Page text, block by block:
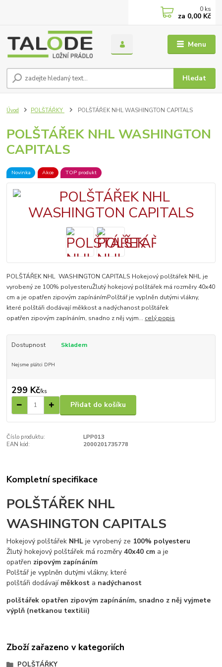
Menu
Hledat
0 ks
za 0,00 Kč
Úvod POLŠTÁŘKY POLŠTÁŘEK NHL WASHINGTON CAPITALS
POLŠTÁŘEK NHL WASHINGTON
CAPITALS
Novinka Akce TOP produkt
POLŠTÁŘEK NHL WASHINGTON CAPITALS Hokejový polštářek NHL je
vyrobený ze 100% polyesteruŽlutý hokejový polštářek má rozměry 40x40
cm a je opatřen zipovým zapínánímPolštář je vyplněn dutými vlákny,
které polštáři dodávají měkkost a nadýchanost polštářek
opatřen zipovým zapínáním, snadno z něj vyjm... celý popis
Dostupnost Skladem
Nejsme plátci DPH
299 Kč/ks
Přidat do košíku
Číslo produktu:
LPP013
EAN kód:
2000201735778
Kompletní specifikace
POLŠTÁŘEK NHL
WASHINGTON CAPITALS
Hokejový polštářek NHLje vyrobený ze 100% polyesteru
Žlutý hokejový polštářek má rozměry40x40 cm a je
opatřen zipovým zapínáním
Polštář je vyplněn dutými vlákny, které
polštáři dodávají měkkost a nadýchanost
polštářek opatřen zipovým zapínáním, snadno z něj vyjmete
výplň (netkanou textilii)
Zboží zařazeno v kategoriích
POLŠTÁŘKY